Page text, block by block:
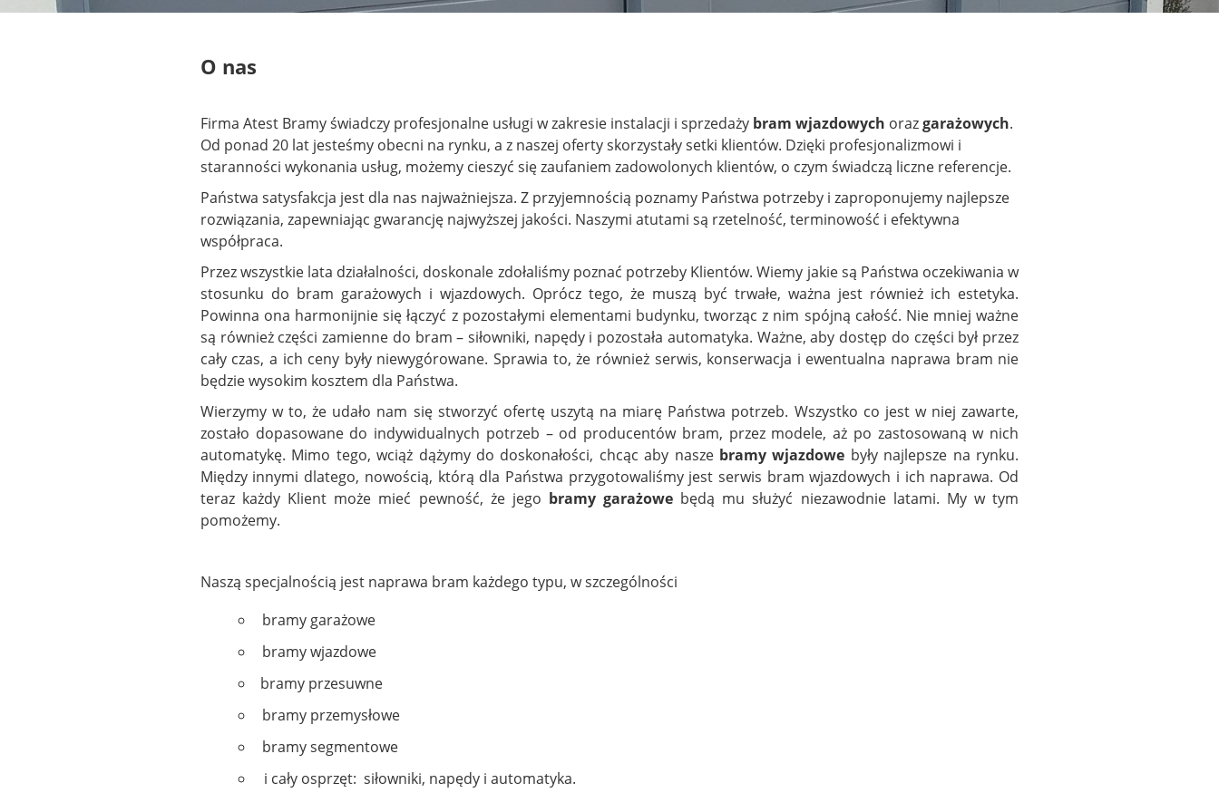
O nas
Firma Atest Bramy świadczy profesjonalne usługi w zakresie instalacji i sprzedaży bram wjazdowych orazgarażowych.
Od ponad 20 lat jesteśmy obecni na rynku, a z naszej oferty skorzystały setki klientów. Dzięki profesjonalizmowi i
staranności wykonania usług, możemy cieszyć się zaufaniem zadowolonych klientów, o czym świadczą liczne referencje.
Państwa satysfakcja jest dla nas najważniejsza. Z przyjemnością poznamy Państwa potrzeby i zaproponujemy najlepsze
rozwiązania, zapewniając gwarancję najwyższej jakości. Naszymi atutami są rzetelność, terminowość i efektywna
współpraca.
Przez wszystkie lata działalności, doskonale zdołaliśmy poznać potrzeby Klientów. Wiemy jakie są Państwa oczekiwania w
stosunku do bram garażowych i wjazdowych. Oprócz tego, że muszą być trwałe, ważna jest również ich estetyka.
Powinna ona harmonijnie się łączyć z pozostałymi elementami budynku, tworząc z nim spójną całość. Nie mniej ważne
są również części zamienne do bram – siłowniki, napędy i pozostała automatyka. Ważne, aby dostęp do części był przez
cały czas, a ich ceny były niewygórowane. Sprawia to, że również serwis, konserwacja i ewentualna naprawa bram nie
będzie wysokim kosztem dla Państwa.
Wierzymy w to, że udało nam się stworzyć ofertę uszytą na miarę Państwa potrzeb. Wszystko co jest w niej zawarte,
zostało dopasowane do indywidualnych potrzeb – od producentów bram, przez modele, aż po zastosowaną w nich
automatykę. Mimo tego, wciąż dążymy do doskonałości, chcąc aby nasze bramy wjazdowe były najlepsze na rynku.
Między innymi dlatego, nowością, którą dla Państwa przygotowaliśmy jest serwis bram wjazdowych i ich naprawa. Od
teraz każdy Klient może mieć pewność, że jego bramy garażowe będą mu służyć niezawodnie latami. My w tym
pomożemy.
Naszą specjalnością jest naprawa bram każdego typu, w szczególności
bramy garażowe
bramy wjazdowe
bramy przesuwne
bramy przemysłowe
bramy segmentowe
i cały osprzęt: siłowniki, napędy i automatyka.